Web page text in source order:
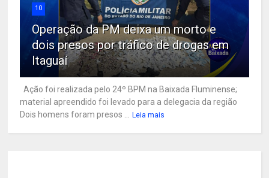
10
Operação da PM deixa um morto e
dois presos por tráfico de drogas em
Itaguaí
Ação foi realizada pelo 24º BPM na Baixada Fluminense;
material apreendido foi levado para a delegacia da região
Dois homens foram presos ...
Leia mais